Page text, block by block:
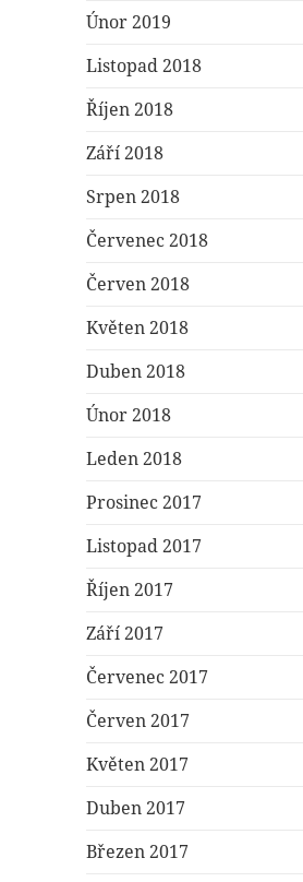
Únor 2019
Listopad 2018
Říjen 2018
Září 2018
Srpen 2018
Červenec 2018
Červen 2018
Květen 2018
Duben 2018
Únor 2018
Leden 2018
Prosinec 2017
Listopad 2017
Říjen 2017
Září 2017
Červenec 2017
Červen 2017
Květen 2017
Duben 2017
Březen 2017